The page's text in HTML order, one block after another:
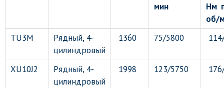
мин
Нм
об/
TU3M
Рядный, 4-
цилиндровый
1360 75/5800
XU10J2
Рядный, 4-
цилиндровый
1998 123/5750